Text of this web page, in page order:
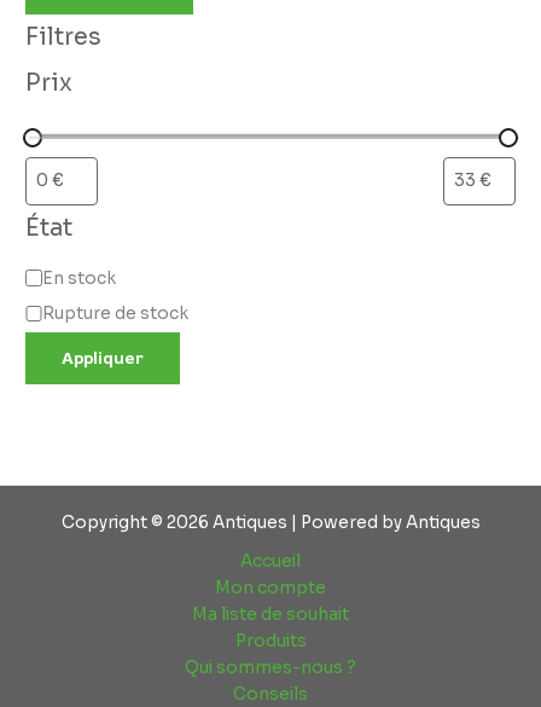
Filtres
Prix
État
En stock
Rupture de stock
Appliquer
Copyright © 2026 Antiques | Powered by Antiques
Accueil
Mon compte
Ma liste de souhait
Produits
Qui sommes-nous ?
Conseils